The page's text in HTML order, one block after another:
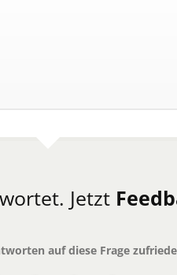
Jetzt
auf diese Frage